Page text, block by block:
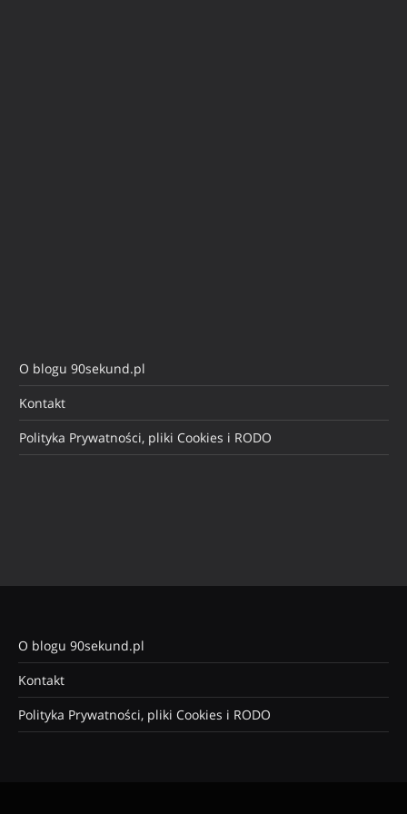
O blogu 90sekund.pl
Kontakt
Polityka Prywatności, pliki Cookies i RODO
O blogu 90sekund.pl
Kontakt
Polityka Prywatności, pliki Cookies i RODO